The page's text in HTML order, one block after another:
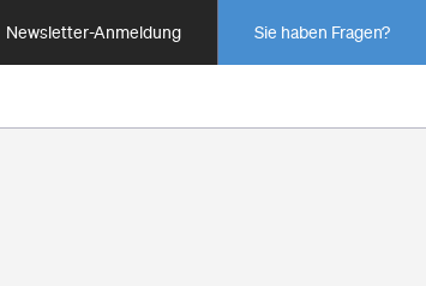
Newsletter-Anmeldung Sie haben Fragen?